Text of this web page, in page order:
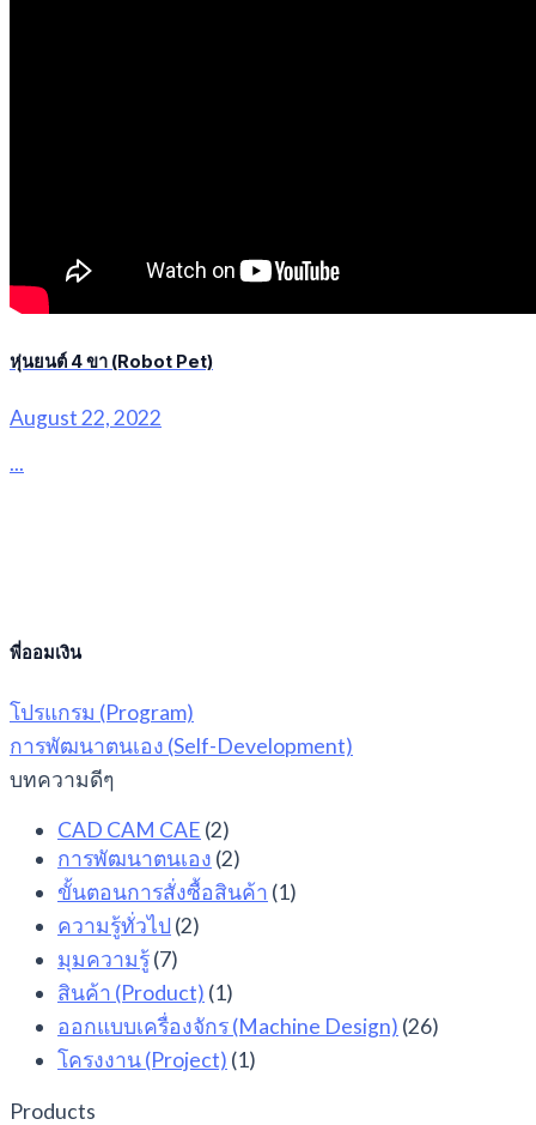
หุ่นยนต์ 4 ขา (Robot Pet)
August 22, 2022
...
พี่ออมเงิน
โปรแกรม (Program)
การพัฒนาตนเอง (Self-Development)
บทความดีๆ
CAD CAM CAE (2)
การพัฒนาตนเอง (2)
ขั้นตอนการสั่งซื้อสินค้า (1)
ความรู้ทั่วไป (2)
มุมความรู้(7)
สินค้า (Product) (1)
ออกแบบเครื่องจักร (Machine Design) (26)
โครงงาน (Project) (1)
Products